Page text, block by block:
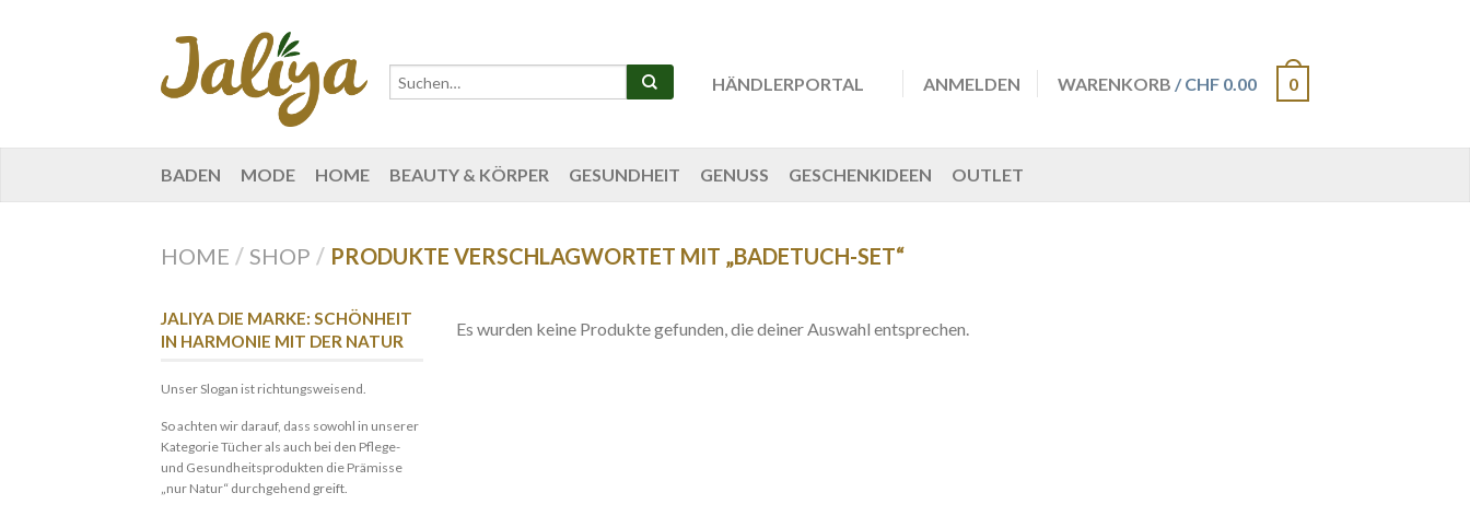
HÄNDLERPORTAL ANMELDEN WARENKORB / CHF 0.00 0
BADEN MODE HOME BEAUTY & KÖRPER GESUNDHEIT GENUSS GESCHENKIDEEN OUTLET
HOME / SHOP / PRODUKTE VERSCHLAGWORTET MIT „BADETUCH-SET“
Es wurden keine Produkte gefunden, die deiner Auswahl entsprechen.
JALIYA DIE MARKE: SCHÖNHEIT
IN HARMONIE MIT DER NATUR
Unser Slogan ist richtungsweisend.
So achten wir darauf, dass sowohl in unserer
Kategorie Tücher als auch bei den Pflege-
und Gesundheitsprodukten die Prämisse
„nur Natur“ durchgehend greift.